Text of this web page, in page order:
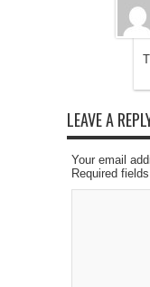
LEAVE A
Your email
Required